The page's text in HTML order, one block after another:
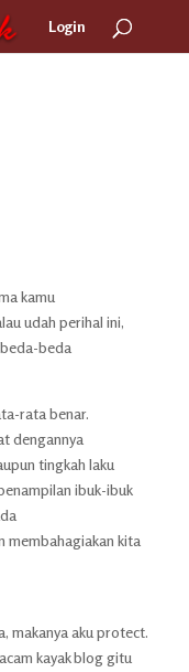
Login
kamu
udah perihal ini,
beda
rata benar.
dengannya
tingkah laku
ibuk-ibuk
membahagiakan kita
makanya aku protect.
kayak blog gitu